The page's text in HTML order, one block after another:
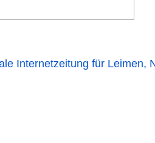
Internetzeitung für Leimen,